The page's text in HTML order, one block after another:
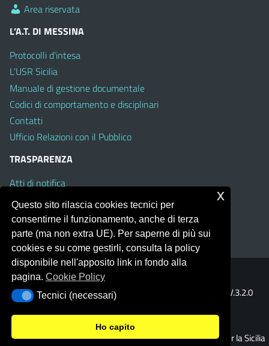
Area riservata
L’A.T. DI MESSINA
Protocolli d’intesa
L’USR Sicilia
Manuale di gestione documentale
Codici di comportamento e disciplinari
Contatti
Ufficio Relazioni con il Pubblico
TRASPARENZA
Atti di notifica
Albo on line
Amministrazione Trasparente
Obiettivi di Accessibilità
Portale realizzato con la piattaforma
Template Italia configurato sul tema accessibile
V.3.2.0
(Mizar)
© 2026 Ufficio Scolastico Regionale per la Sicilia
Questo sito rilascia cookies tecnici per
consentirne il funzionamento, anche di terza
parte (ma non extra UE). Per saperne di più sui
cookies e su come gestirli, consulta la policy
disponibile nell'apposito link in fondo alla
pagina.Cookie Policy
Tecnici (necessari)
Tecnici (necessari)
Ho capito
x